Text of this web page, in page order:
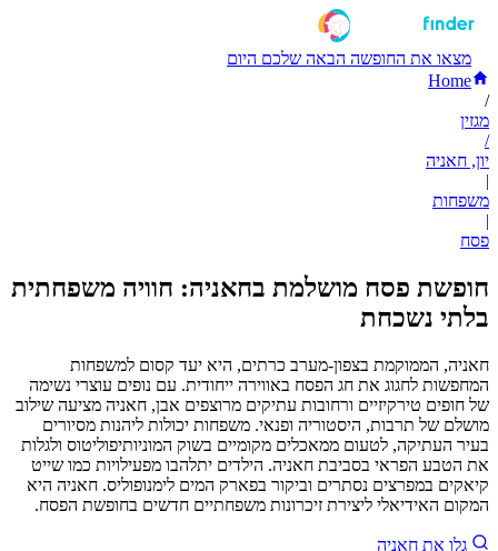
מצאו את החופשה הבאה שלכם היום
Home
/
מגזין
/
יון, חאניה
|
משפחות
|
פסח
חופשת פסח מושלמת בחאניה: חוויה משפחתית
בלתי נשכחת
חאניה, הממוקמת בצפון-מערב כרתים, היא יעד קסום למשפחות
המחפשות לחגוג את חג הפסח באווירה ייחודית. עם נופים עוצרי נשימה
של חופים טירקיזיים ורחובות עתיקים מרוצפים אבן, חאניה מציעה שילוב
מושלם של תרבות, היסטוריה ופנאי. משפחות יכולות ליהנות מסיורים
בעיר העתיקה, לטעום ממאכלים מקומיים בשוק המוניותיפוליטוס ולגלות
את הטבע הפראי בסביבת חאניה. הילדים יתלהבו מפעילויות כמו שייט
קיאקים במפרצים נסתרים וביקור בפארק המים לימנופוליס. חאניה היא
המקום האידיאלי ליצירת זיכרונות משפחתיים חדשים בחופשת הפסח.
גלו את חאניה